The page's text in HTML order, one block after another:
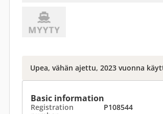
Upea, vähän ajettu, 2023 vuonna
Basic information
Registration
P108544